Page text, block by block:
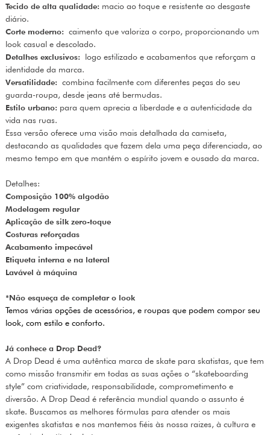
Tecido de alta qualidade: macio ao toque e resistente ao desgaste
diário.
Corte moderno: caimento que valoriza o corpo, proporcionando um
look casual e descolado.
Detalhes exclusivos: logo estilizado e acabamentos que reforçam a
identidade da marca.
Versatilidade: combina facilmente com diferentes peças do seu
guarda-roupa, desde jeans até bermudas.
Estilo urbano: para quem aprecia a liberdade e a autenticidade da
vida nas ruas.
Essa versão oferece uma visão mais detalhada da camiseta,
destacando as qualidades que fazem dela uma peça diferenciada, ao
mesmo tempo em que mantém o espírito jovem e ousado da marca.
Detalhes:
Composição 100% algodão
Modelagem regular
Aplicação de silk zero-toque
Costuras reforçadas
Acabamento impecável
Etiqueta interna e na lateral
Lavável à máquina
*Não esqueça de completar o look
Temos várias opções de acessórios, e roupas que podem compor seu
look, com estilo e conforto.
Já conhece a Drop Dead?
A Drop Dead é uma autêntica marca de skate para skatistas, que tem
como missão transmitir em todas as suas ações o “skateboarding
style” com criatividade, responsabilidade, comprometimento e
diversão. A Drop Dead é referência mundial quando o assunto é
skate. Buscamos as melhores fórmulas para atender os mais
exigentes skatistas e nos mantemos fiéis às nossa raizes, à cultura e